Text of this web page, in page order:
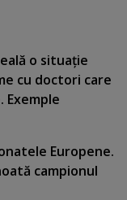
o situaţie
cu doctori care
Exemple
Europene.
campionul